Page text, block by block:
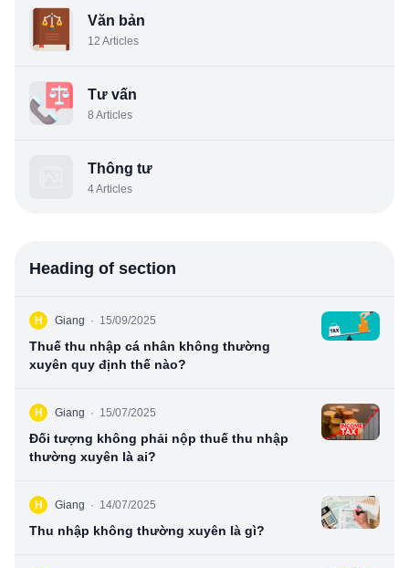
Văn bản
12 Articles
Tư vấn
8 Articles
Thông tư
4Articles
Heading of section
H Giang · 15/09/2025
Thuế thu nhập cá nhân không thường
xuyên quy định thế nào?
H Giang · 15/07/2025
Đối tượng không phải nộp thuế thu nhập
thường xuyên là ai?
H Giang · 14/07/2025
Thu nhập không thường xuyên là gì?